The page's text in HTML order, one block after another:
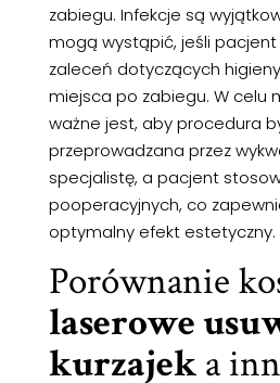
zabiegu. Infekcje są
mogą wystąpić, jeśli
zaleceń dotyczących
miejsca po zabiegu. W celu
ważne jest, aby procedura
przeprowadzana przez
specjalistę, a pacjent
pooperacyjnych, co
optymalny efekt estetyczny.
Porównanie
laserowe
kurzajeka